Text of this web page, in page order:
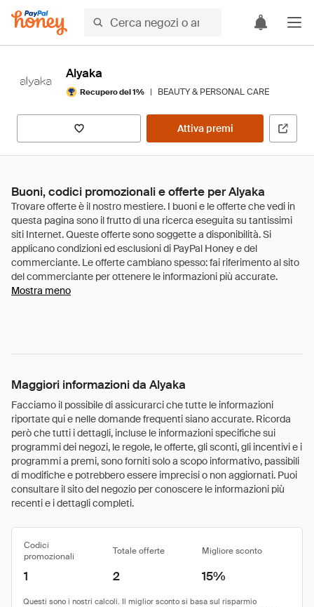
Alyaka
Recupero del 1% | BEAUTY & PERSONAL CARE
Attiva premi
Buoni, codici promozionali e offerte per Alyaka
Mostra meno
Maggiori informazioni da Alyaka
Facciamo il possibile di assicurarci che tutte le informazioni
riportate qui e nelle domande frequenti siano accurate. Ricorda
però che tutti i dettagli, incluse le informazioni specifiche sui
programmi dei negozi, le regole, le offerte, gli sconti, gli incentivi e i
programmi a premi, sono forniti solo a scopo informativo, passibili
di modifiche e potrebbero essere imprecisi o non aggiornati. Puoi
consultare il sito del negozio per conoscere le informazioni più
recenti e i dettagli completi.
Codici
promozionali
Totale offerte Migliore sconto
1 2 15%